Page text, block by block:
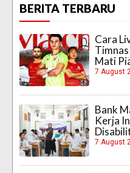
BERITA TERBARU
Cara
Mati
7 August
Bank
Kerja
7 August